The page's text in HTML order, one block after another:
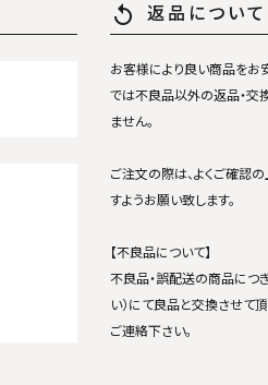
replay 返品について
お客様により良い商品をお
では不良品以外の返品・交
ません。
ご注文の際は、よくご確認
すようお願い致します。
【不良品について】
不良品・誤配送の商品につ
い）にて良品と交換させて
ご連絡下さい。